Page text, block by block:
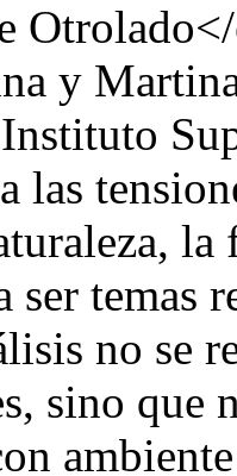
y
las
ser temas
no se
sino que